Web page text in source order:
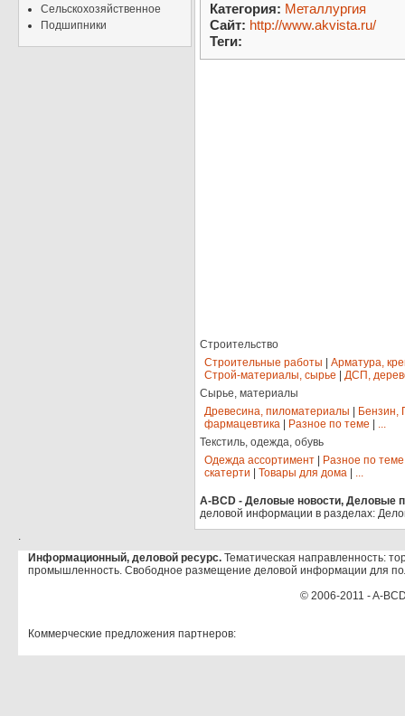
Сельскохозяйственное
Подшипники
Категория: Металлургия
Сайт: http://www.akvista.ru/
Теги:
Строительство
Строительные работы
Арматура,
Строй-материалы, сырье
ДСП,
Сырье, материалы
Древесина, пиломатериалы
Бензин,
фармацевтика
Разное по теме
...
Текстиль, одежда, обувь
Одежда ассортимент
Разное по теме
скатерти
Товары для дома ...
A-BCD - Деловые новости, Деловые
деловой информации в разделах:
.
Информационный, деловой ресурс. Тематическая направленность:
промышленность. Свободное размещение деловой информации для
© 2006-2011 - A-
Коммерческие предложения партнеров: